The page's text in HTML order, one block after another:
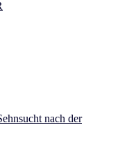
nach der